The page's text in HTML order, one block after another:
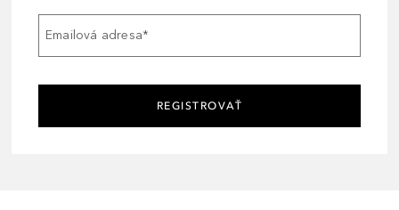
Emailová adresa*
REGISTROVAŤ